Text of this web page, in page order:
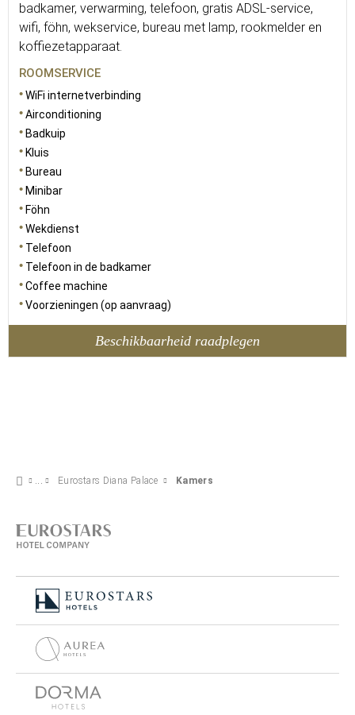
badkamer, verwarming, telefoon, gratis ADSL-service,
wifi, föhn, wekservice, bureau met lamp, rookmelder en
koffiezetapparaat.
ROOMSERVICE
WiFi internetverbinding
Airconditioning
Badkuip
Kluis
Bureau
Minibar
Föhn
Wekdienst
Telefoon
Telefoon in de badkamer
Coffee machine
Voorzieningen (op aanvraag)
Beschikbaarheid raadplegen
Eurostars Diana Palace Kamers